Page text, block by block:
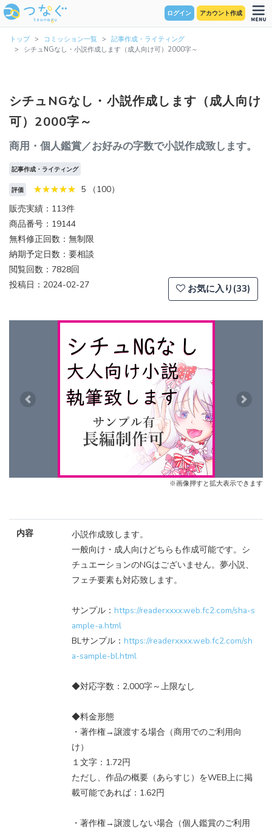
ログイン アカウント作成
トップ コミッション一覧
記事作成・ライティング
シチュNGなし・小説作成します（成人向け可）2000字～
シチュNGなし・小説作成します（成人向け
可）2000字～
商用・個人鑑賞／お好みの字数で小説作成致します。
記事作成・ライティング
評価
5 （100）
販売実績：113件
商品番号：19144
無料修正回数：無制限
納期予定日数：要相談
閲覧回数：7828回
投稿日：2024-02-27
お気に入り(33)
Previous Next
※画像押すと拡大表示できます
内容
小説作成致します。
一般向け・成人向けどちらも作成可能です。シ
チュエーションのNGはございません。夢小説、
フェチ要素も対応致します。
サンプル： https://readerxxxx.web.fc2.com/sha-s
ample-a.html
BLサンプル： https://readerxxxx.web.fc2.com/sh
a-sample-bl.html
◆対応字数：2,000字～上限なし
◆料金形態
・著作権→譲渡する場合（商用でのご利用向
け）
１文字：1.72円
ただし、作品の概要（あらすじ）をWEB上に掲
載可能であれば：1.62円
・著作権→譲渡しない場合（個人鑑賞のご利用